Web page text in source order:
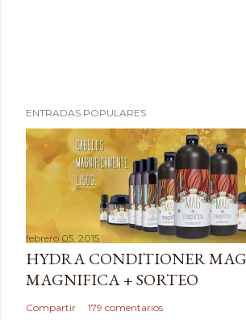
u
b
a
r
u
n
c
ENTRADAS POPULARES
febrero 05, 2015
HYDRA CONDITIONER MAG
MAGNIFICA + SORTEO
Compartir 179 comentarios